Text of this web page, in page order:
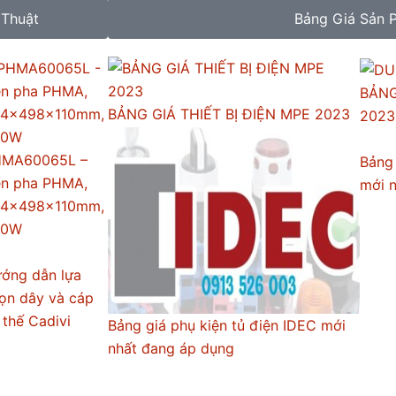
–
pha PHMA,
dẫn lựa
dây và cáp
Cadivi
Bảng Giá Sản
BẢNG GIÁ THIẾT BỊ ĐIỆN MPE 2023
2023
Bảng giá phụ kiện tủ điện IDEC mới
nhất đang áp dụng
mới